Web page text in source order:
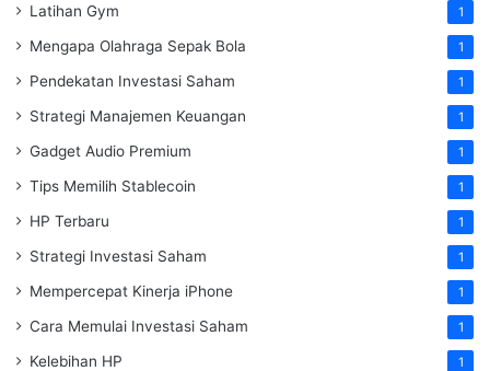
Latihan Gym 1
Mengapa Olahraga Sepak Bola 1
Pendekatan Investasi Saham 1
Strategi Manajemen Keuangan 1
Gadget Audio Premium 1
Tips Memilih Stablecoin 1
HP Terbaru 1
Strategi Investasi Saham 1
Mempercepat Kinerja iPhone 1
Cara Memulai Investasi Saham 1
Kelebihan HP 1